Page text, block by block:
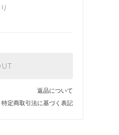
返品について
特定商取引法に基づく表記